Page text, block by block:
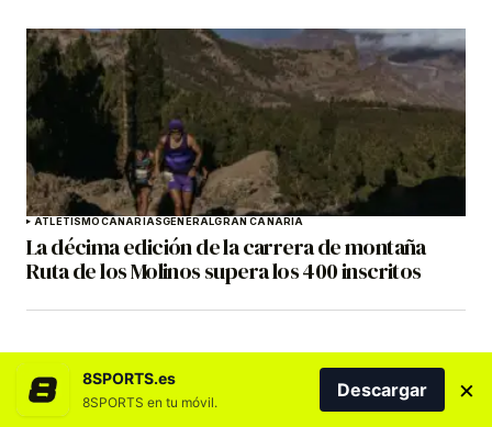
ATLETISMOCANARIASGENERALGRAN CANARIA
La décima edición de la carrera de montaña
Ruta de los Molinos supera los 400 inscritos
8SPORTS.es
8SPORTS en tu móvil.
Descargar ×